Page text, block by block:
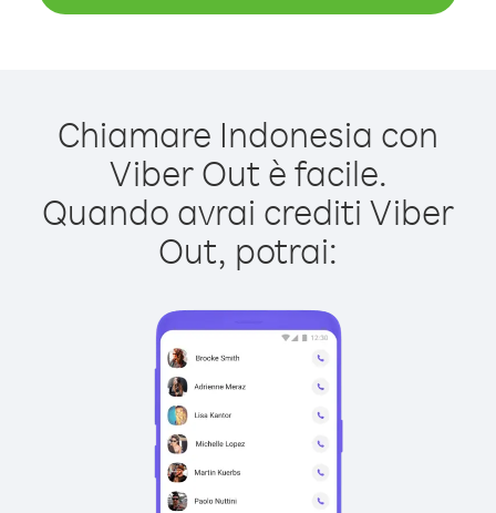
Chiamare Indonesia con
Viber Out è facile.
Quando avrai crediti Viber
Out, potrai: